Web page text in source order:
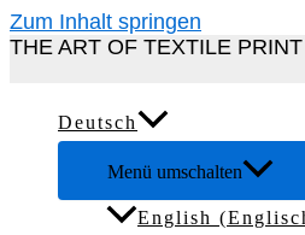
Zum Inhalt springen
THE ART OF TEXTILE
Deutsch
Menü umschalten
English (